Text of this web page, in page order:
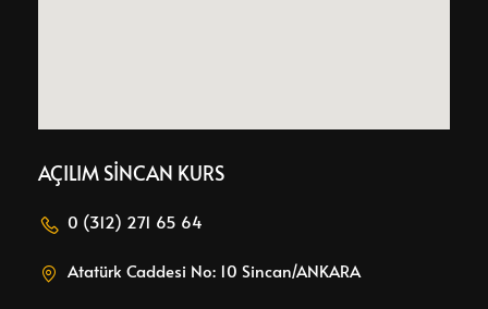
AÇILIM SİNCAN KURS
0 (312) 271 65 64
Atatürk Caddesi No: 10 Sincan/ANKARA